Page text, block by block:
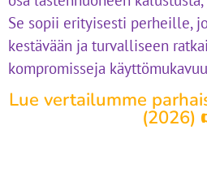
Se sopii erityisesti perheille,
kestävään ja turvalliseen
kompromisseja
Lue vertailumme
(2026)